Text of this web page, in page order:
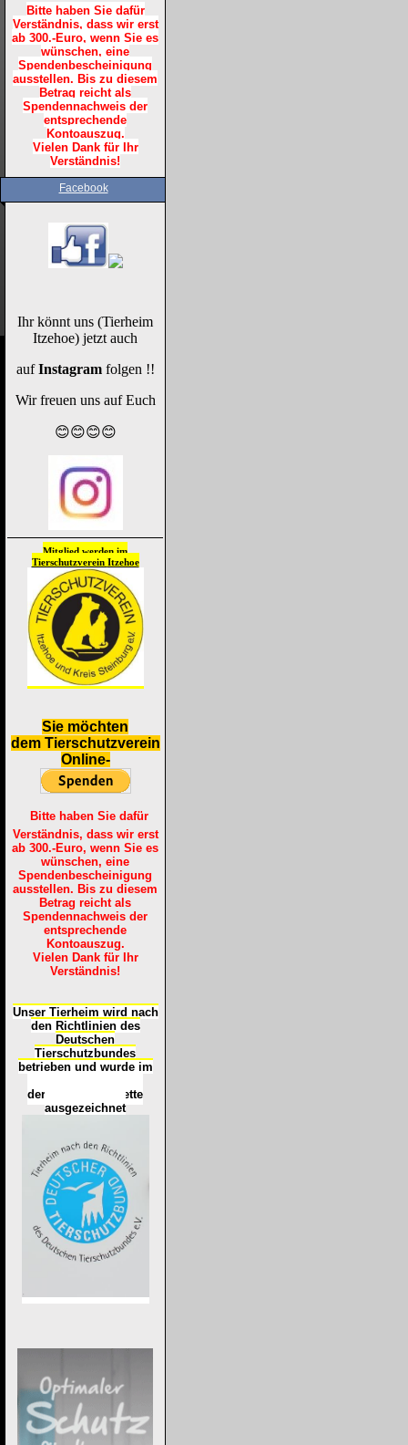
Bitte haben Sie dafür
Verständnis, dass wir erst
ab 300.-Euro, wenn Sie es
wünschen, eine
Spendenbescheinigung
ausstellen. Bis zu diesem
Betrag reicht als
Spendennachweis der
entsprechende
Kontoauszug.
Vielen Dank für Ihr
Verständnis!
Facebook
Ihr könnt uns (Tierheim
Itzehoe) jetzt auch
aufInstagramfolgen !!
Wir freuen uns auf Euch
😊😊😊😊
Mitglied werden im
Tierschutzverein Itzehoe
Sie möchten
dem Tierschutzverein
Online-
Bitte haben Sie dafür
Verständnis, dass wir erst
ab 300.-Euro, wenn Sie es
wünschen, eine
Spendenbescheinigung
ausstellen. Bis zu diesem
Betrag reicht als
Spendennachweis der
entsprechende
Kontoauszug.
Vielen Dank für Ihr
Verständnis!
Unser Tierheim wird nach
den Richtlinien des
Deutschen
Tierschutzbundes
betrieben und wurde im
der
Tierheimplakette
ausgezeichnet